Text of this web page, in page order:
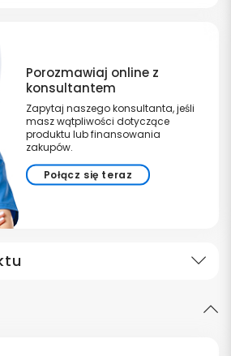
Porozmawiaj online z
konsultantem
Zapytaj naszego konsultanta, jeśli
masz wątpliwości dotyczące
produktu lub finansowania
zakupów.
Połącz się teraz